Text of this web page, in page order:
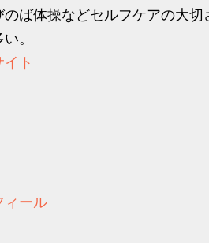
ば体操などセルフケアの大
。
ト
ィール